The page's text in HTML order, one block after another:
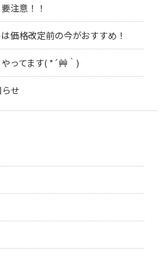
注意！！
価格改定前の今がおすすめ！
ってます( *´艸｀)
せ